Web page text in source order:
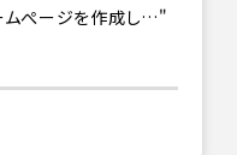
ムぺージを作成し…